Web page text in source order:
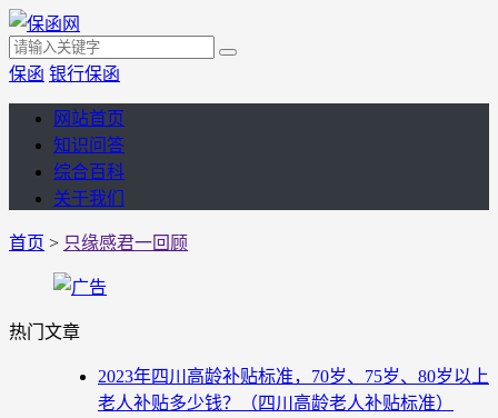
保函 银行保函
网站首页
知识问答
综合百科
关于我们
首页 > 只缘感君一回顾
热门文章
2023年四川高龄补贴标准，70岁、75岁、80岁以上
老人补贴多少钱？（四川高龄老人补贴标准）